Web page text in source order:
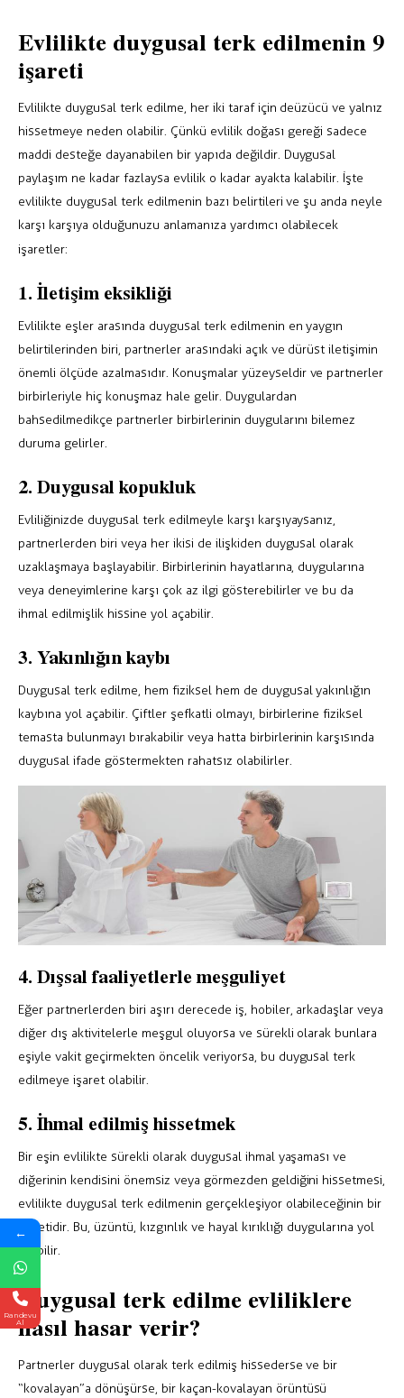
Evlilikte duygusal terk edilmenin 9
işareti
Evlilikte duygusal terk edilme, her iki taraf için de üzücü ve yalnız
hissetmeye neden olabilir. Çünkü evlilik doğası gereği sadece
maddi desteğe dayanabilen bir yapıda değildir. Duygusal
paylaşım ne kadar fazlaysa evlilik o kadar ayakta kalabilir. İşte
evlilikte duygusal terk edilmenin bazı belirtileri ve şu anda neyle
karşı karşıya olduğunuzu anlamanıza yardımcı olabilecek
işaretler:
1. İletişim eksikliği
Evlilikte eşler arasında duygusal terk edilmenin en yaygın
belirtilerinden biri, partnerler arasındaki açık ve dürüst iletişimin
önemli ölçüde azalmasıdır. Konuşmalar yüzeyseldir ve partnerler
birbirleriyle hiç konuşmaz hale gelir. Duygulardan
bahsedilmedikçe partnerler birbirlerinin duygularını bilemez
duruma gelirler.
2. Duygusal kopukluk
Evliliğinizde duygusal terk edilmeyle karşı karşıyaysanız,
partnerlerden biri veya her ikisi de ilişkiden duygusal olarak
uzaklaşmaya başlayabilir. Birbirlerinin hayatlarına, duygularına
veya deneyimlerine karşı çok az ilgi gösterebilirler ve bu da
ihmal edilmişlik hissine yol açabilir.
3. Yakınlığın kaybı
Duygusal terk edilme, hem fiziksel hem de duygusal yakınlığın
kaybına yol açabilir. Çiftler şefkatli olmayı, birbirlerine fiziksel
temasta bulunmayı bırakabilir veya hatta birbirlerinin karşısında
duygusal ifade göstermekten rahatsız olabilirler.
4. Dışsal faaliyetlerle meşguliyet
Eğer partnerlerden biri aşırı derecede iş, hobiler, arkadaşlar veya
diğer dış aktivitelerle meşgul oluyorsa ve sürekli olarak bunlara
eşiyle vakit geçirmekten öncelik veriyorsa, bu duygusal terk
edilmeye işaret olabilir.
5. İhmal edilmiş hissetmek
Bir eşin evlilikte sürekli olarak duygusal ihmal yaşaması ve
diğerinin kendisini önemsiz veya görmezden geldiğini hissetmesi,
evlilikte duygusal terk edilmenin gerçekleşiyor olabileceğinin bir
işaretidir. Bu, üzüntü, kızgınlık ve hayal kırıklığı duygularına yol
açabilir.
Duygusal terk edilme evliliklere
nasıl hasar verir?
Partnerler duygusal olarak terk edilmiş hissederse ve bir
“kovalayan”a dönüşürse, bir kaçan-kovalayan örüntüsü
←
Randevu
Al